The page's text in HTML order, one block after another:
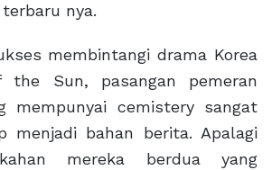
nya.
membintangi drama Korea
the Sun, pasangan pemeran
mempunyai cemistery sangat
menjadi bahan berita. Apalagi
mereka berdua yang